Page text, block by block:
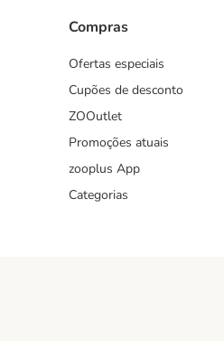
Compras
Ofertas especiais
Cupões de desconto
ZOOutlet
Promoções atuais
zooplus App
Categorias